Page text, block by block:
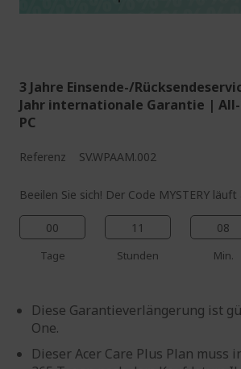
3 Jahre Einsende-/
Jahr internationale Garantie |
PC
Referenz SV.WPAAM.002
Beeilen Sie sich! Der Code MYSTERY läuft
00
Tage
11
Stunden
08
Min.
Diese Garantieverlängerung ist
One.
Dieser Acer Care Plus Plan muss